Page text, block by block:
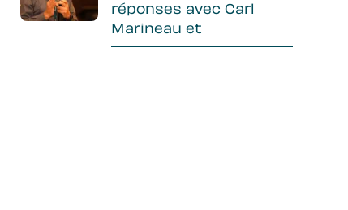
réponses avec Carl
Marineau et